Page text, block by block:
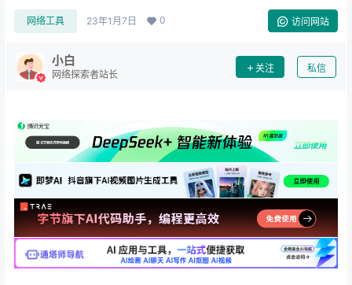
网络工具 23年1月7日 0 访问网站
小白
网络探索者站长
关注 私信